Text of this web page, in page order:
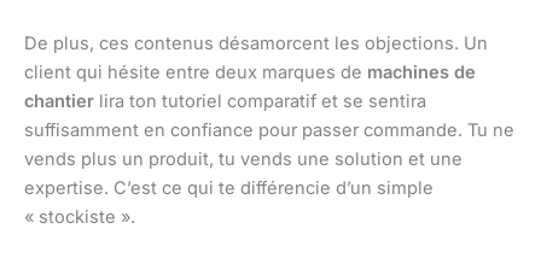
De plus, ces contenus désamorcent les objections. Un
client qui hésite entre deux marques de machines de
chantier lira ton tutoriel comparatif et se sentira
suffisamment en confiance pour passer commande. Tu ne
vends plus un produit, tu vends une solution et une
expertise. C’est ce qui te différencie d’un simple
« stockiste ».